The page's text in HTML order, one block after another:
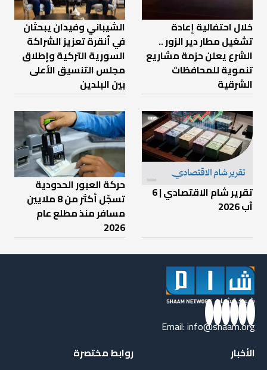
خلال احتفالية إعادة
تشغيل مطار دير الزور ..
الشرع يعلن حزمة مشاريع
تنموية للمحافظات
الشرقية
الشيباني وفيدان يبحثان
في أنقرة تعزيز الشراكة
السورية التركية وإطلاق
مجلس التنسيق الأعلى
بين البلدين
تقرير شام الاقتصادي | 6
آب 2026
حركة العبور الحدودية
تسجّل أكثر من 8 ملايين
مسافر منذ مطلع عام
2026
Email:info@shaam.org
الأخبار
روابط مختصرة